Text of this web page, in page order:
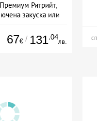
Ритрийт,
закуска или
+ полупансион
67€ / 131.04
лв.